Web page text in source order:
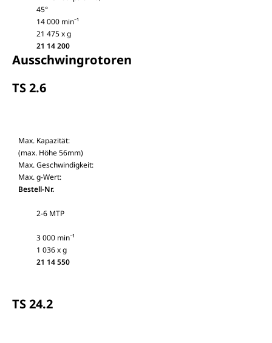
45°
14 000 min⁻¹
21 475 x g
21 14 200
Ausschwingrotoren
TS 2.6
Max. Kapazität:
(max. Höhe 56mm)
Max. Geschwindigkeit:
Max. g-Wert:
Bestell-Nr.
2-6 MTP
3 000 min⁻¹
1 036 x g
21 14 550
TS 24.2